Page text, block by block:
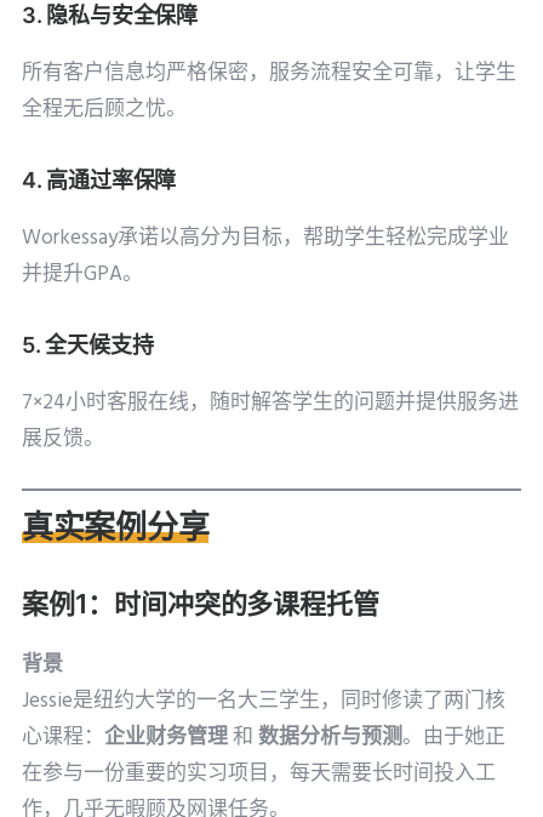
3. 隐私与安全保障
所有客户信息均严格保密，服务流程安全可靠，让学生
全程无后顾之忧。
4. 高通过率保障
Workessay承诺以高分为目标，帮助学生轻松完成学业
并提升GPA。
5. 全天候支持
7×24小时客服在线，随时解答学生的问题并提供服务进
展反馈。
真实案例分享
案例1：时间冲突的多课程托管
背景
Jessie是纽约大学的一名大三学生，同时修读了两门核
心课程： 企业财务管理和数据分析与预测。由于她正
在参与一份重要的实习项目，每天需要长时间投入工